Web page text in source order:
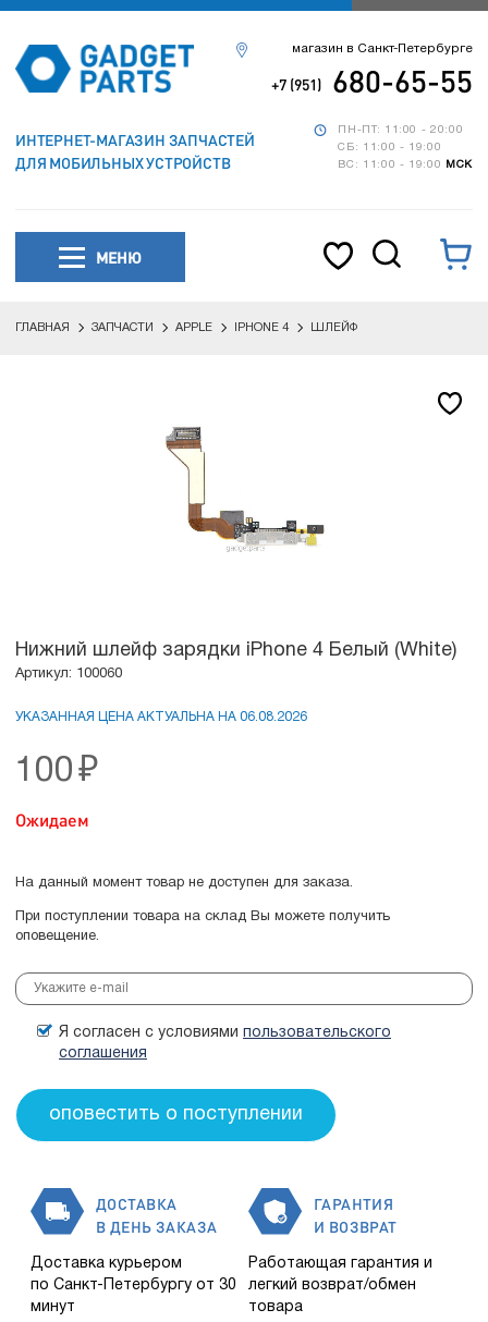
ИНТЕРНЕТ-МАГАЗИН ЗАПЧАСТЕЙ
ДЛЯ МОБИЛЬНЫХ УСТРОЙСТВ
ПН-ПТ: 11:00 - 20:00
СБ: 11:00 - 19:00
ВС: 11:00 - 19:00
МСК
магазин в Санкт-Петербурге
+7 (951) 680-65-55
МЕНЮ
ГЛАВНАЯ ЗАПЧАСТИ APPLE IPHONE 4 ШЛЕЙФ
Нижний шлейф зарядки iPhone 4 Белый (White)
Артикул: 100060
УКАЗАННАЯ ЦЕНА АКТУАЛЬНА НА 06.08.2026
100 ₽
Ожидаем
На данный момент товар не доступен для заказа.
При поступлении товара на склад Вы можете получить
оповещение.
Я согласен с условиями пользовательского
соглашения
ДОСТАВКА
В ДЕНЬ ЗАКАЗА
Доставка курьером
по Санкт-Петербургу от 30
минут
ГАРАНТИЯ
И ВОЗВРАТ
Работающая гарантия и
легкий возврат/обмен
товара